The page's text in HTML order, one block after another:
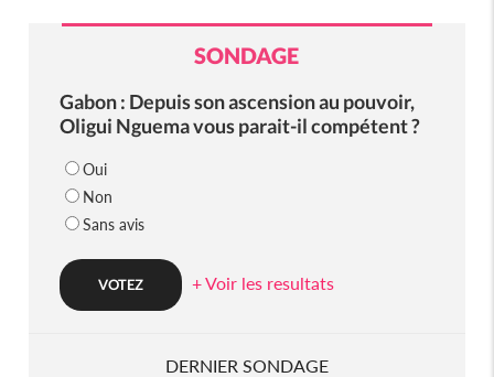
SONDAGE
Gabon : Depuis son ascension au pouvoir,
Oligui Nguema vous parait-il compétent ?
Oui
Non
Sans avis
+ Voir les resultats
DERNIER SONDAGE